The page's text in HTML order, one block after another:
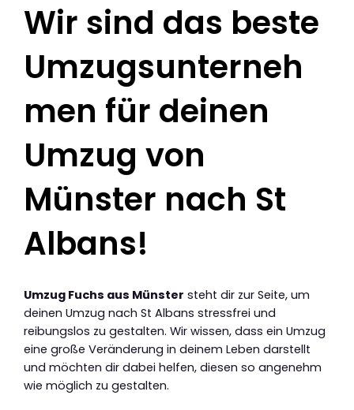
Wir sind das beste
Umzugsunterneh
men für deinen
Umzug von
Münster nach St
Albans!
Umzug Fuchs aus Münster steht dir zur Seite, um
deinen Umzug nach St Albans stressfrei und
reibungslos zu gestalten. Wir wissen, dass ein Umzug
eine große Veränderung in deinem Leben darstellt
und möchten dir dabei helfen, diesen so angenehm
wie möglich zu gestalten.